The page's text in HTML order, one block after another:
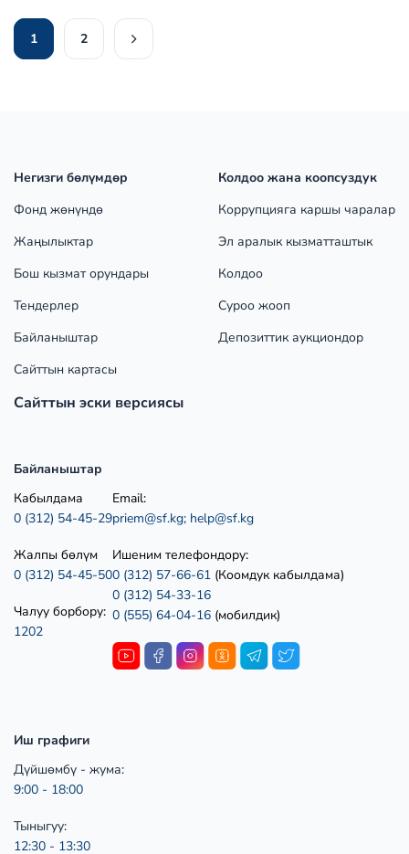
1 2
Негизги бөлүмдөр
Фонд жөнүндө
Жаңылыктар
Бош кызмат орундары
Тендерлер
Байланыштар
Сайттын картасы
Сайттын эски версиясы
Колдоо жана коопсуздук
Коррупцияга каршы чаралар
Эл аралык кызматташтык
Колдоо
Суроо жооп
Депозиттик аукциондор
Байланыштар
Кабылдама
0 (312) 54-45-29
Жалпы бөлүм
0 (312) 54-45-50
Чалуу борбору:
1202
Email:
priem@sf.kg; help@sf.kg
Ишеним телефондору:
0 (312) 57-66-61 (Коомдук кабылдама)
0 (312) 54-33-16
0 (555) 64-04-16 (мобилдик)
Иш графиги
Дүйшөмбү - жума:
9:00 - 18:00
Тыныгуу:
12:30 - 13:30